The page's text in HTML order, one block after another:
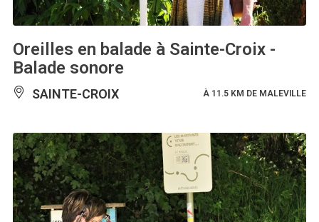
Oreilles en balade à Sainte-Croix -
Balade sonore
SAINTE-CROIX À 11.5 KM DE MALEVILLE